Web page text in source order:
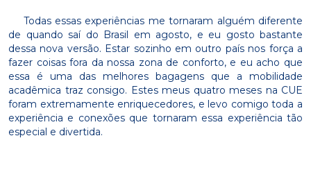
Todas essas experiências me tornaram alguém diferente
de quando saí do Brasil em agosto, e eu gosto bastante
dessa nova versão. Estar sozinho em outro país nos força a
fazer coisas fora da nossa zona de conforto, e eu acho que
essa é uma das melhores bagagens que a mobilidade
acadêmica traz consigo. Estes meus quatro meses na CUE
foram extremamente enriquecedores, e levo comigo toda a
experiência e conexões que tornaram essa experiência tão
especial e divertida.